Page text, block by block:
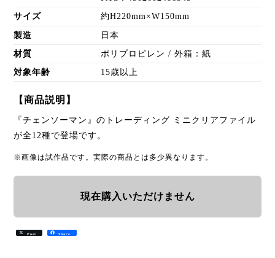
サイズ 約H220mm×W150mm
製造 日本
材質 ポリプロピレン / 外箱：紙
対象年齢 15歳以上
【商品説明】
『チェンソーマン』のトレーディング ミニクリアファイル
が全12種で登場です。
※画像は試作品です。実際の商品とは多少異なります。
現在購入いただけません
Post Share